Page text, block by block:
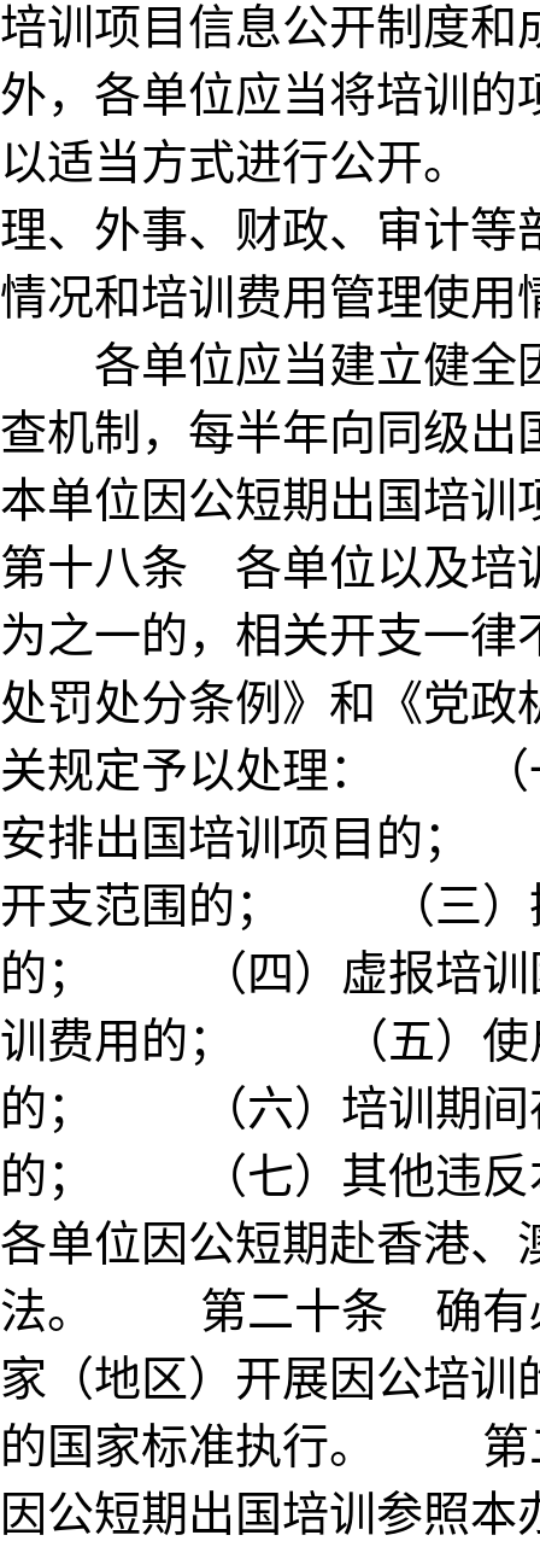
培训项目信息公开制度和
外，各单位应当将培训的
以适当方式进行公开
理、外事、财政、审计等
情况和培训费用管理使用
各单位应当建立健全
查机制，每半年向同级出
本单位因公短期出国培
第十八条 各单位以及培
为之一的，相关开支一
处罚处分条例》和《党
关规定予以处理： （
安排出国培训项目的；
开支范围的； （三）
的； （四）虚报培训
训费用的； （五）使
的； （六）培训期间
的； （七）其他违
各单位因公短期赴香港、
法。 第二十条 确有必
家（地区）开展因公培
的国家标准执行。 第
因公短期出国培训参